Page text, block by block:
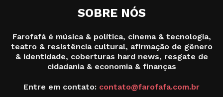
SOBRE NÓS
Farofafá é música & política, cinema & tecnologia,
teatro & resistência cultural, afirmação de gênero
& identidade, coberturas hard news, resgate de
cidadania & economia & finanças
Entre em contato: contato@farofafa.com.br